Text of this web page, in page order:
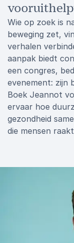
Wie op zoek is
beweging zet,
verhalen
aanpak biedt
een congres,
evenement: zijn
Boek Jeannot
ervaar hoe
gezondheid
die mensen